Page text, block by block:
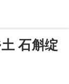
石斛绽